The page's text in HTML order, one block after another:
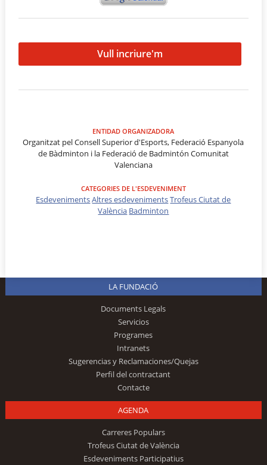
Vull incriure'm
ENTIDAD ORGANIZADORA
Organitzat pel Consell Superior d'Esports, Federació Espanyola
de Bàdminton i la Federació de Badmintón Comunitat
Valenciana
CATEGORIES DE L'ESDEVENIMENT
EsdevenimentsAltres esdevenimentsTrofeus Ciutat de
València Badminton
LA FUNDACIÓ
Documents Legals
Servicios
Programes
Intranets
Sugerencias y Reclamaciones/Quejas
Perfil del contractant
Contacte
AGENDA
Carreres Populars
Trofeus Ciutat de València
Esdeveniments Participatius